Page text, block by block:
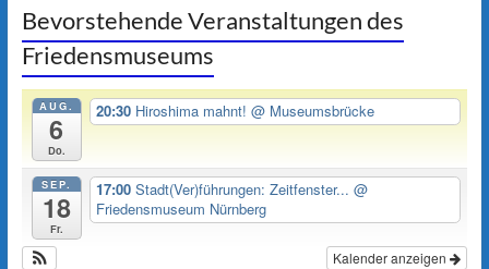
Bevorstehende Veranstaltungen des
Friedensmuseums
AUG.
6
Do.
20:30 Hiroshima mahnt!@ Museumsbrücke
SEP.
18
Fr.
17:00Stadt(Ver)führungen: Zeitfenster...@
Friedensmuseum Nürnberg
Kalender anzeigen